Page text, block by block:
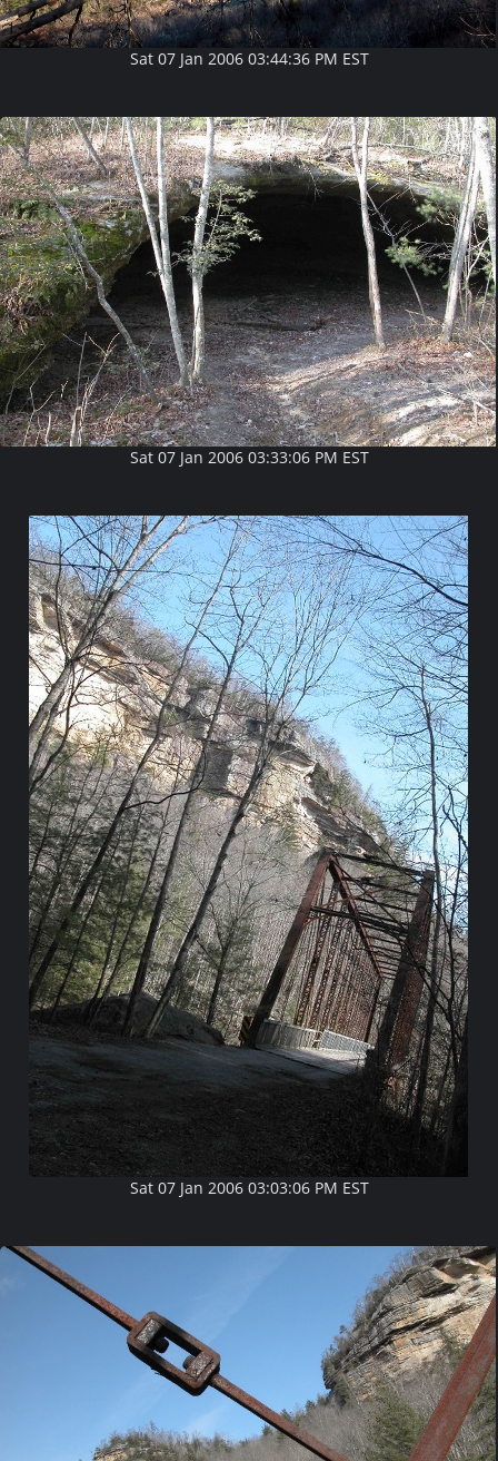
Sat 07 Jan 2006 03:44:36 PM EST
Sat 07 Jan 2006 03:33:06 PM EST
Sat 07 Jan 2006 03:03:06 PM EST